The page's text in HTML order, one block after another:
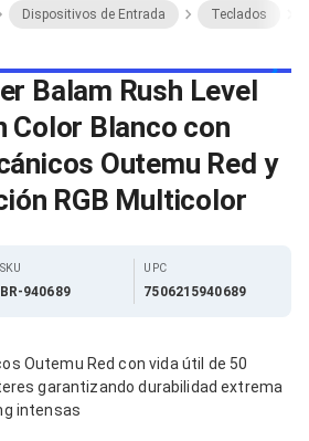
HDMI
VGA
RCA
Toslink
Dispositivos de Entrada Teclados
Balam Rush Level
Color Blanco con
Outemu Red y
RGB Multicolor
SKU
BR-940689
UPC
7506215940689
Outemu Red con vida útil de 50
garantizando durabilidad extrema
intensas